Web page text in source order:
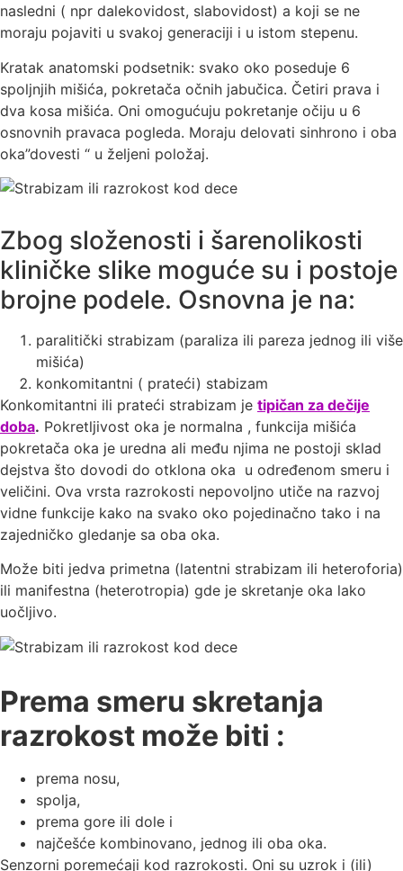
nasledni ( npr dalekovidost, slabovidost) a koji se ne
moraju pojaviti u svakoj generaciji i u istom stepenu.
Kratak anatomski podsetnik: svako oko poseduje 6
spoljnjih mišića, pokretača očnih jabučica. Četiri prava i
dva kosa mišića. Oni omogućuju pokretanje očiju u 6
osnovnih pravaca pogleda. Moraju delovati sinhrono i oba
oka”dovesti “ u željeni položaj.
Zbog složenosti i šarenolikosti
kliničke slike moguće su i postoje
brojne podele. Osnovna je na:
paralitički strabizam (paraliza ili pareza jednog ili više
mišića)
konkomitantni ( prateći) stabizam
Konkomitantni ili prateći strabizam je tipičan za dečije
doba. Pokretljivost oka je normalna , funkcija mišića
pokretača oka je uredna ali među njima ne postoji sklad
dejstva što dovodi do otklona oka u određenom smeru i
veličini. Ova vrsta razrokosti nepovoljno utiče na razvoj
vidne funkcije kako na svako oko pojedinačno tako i na
zajedničko gledanje sa oba oka.
Može biti jedva primetna (latentni strabizam ili heteroforia)
ili manifestna (heterotropia) gde je skretanje oka lako
uočljivo.
Prema smeru skretanja
razrokost može biti :
prema nosu,
spolja,
prema gore ili dole i
najčešće kombinovano, jednog ili oba oka.
Senzorni poremećaji kod razrokosti. Oni su uzrok i (ili)